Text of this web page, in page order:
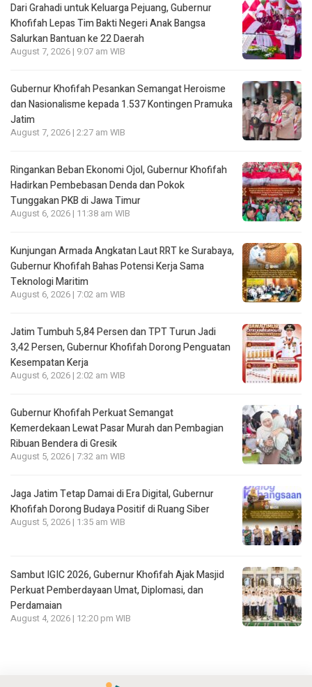
Dari Grahadi untuk Keluarga Pejuang, Gubernur
Khofifah Lepas Tim Bakti Negeri Anak Bangsa
Salurkan Bantuan ke 22 Daerah
August 7, 2026 | 9:07 am WIB
Gubernur Khofifah Pesankan Semangat Heroisme
dan Nasionalisme kepada 1.537 Kontingen Pramuka
Jatim
August 7, 2026 | 2:27 am WIB
Ringankan Beban Ekonomi Ojol, Gubernur Khofifah
Hadirkan Pembebasan Denda dan Pokok
Tunggakan PKB di Jawa Timur
August 6, 2026 | 11:38 am WIB
Kunjungan Armada Angkatan Laut RRT ke Surabaya,
Gubernur Khofifah Bahas Potensi Kerja Sama
Teknologi Maritim
August 6, 2026 | 7:02 am WIB
Jatim Tumbuh 5,84 Persen dan TPT Turun Jadi
3,42 Persen, Gubernur Khofifah Dorong Penguatan
Kesempatan Kerja
August 6, 2026 | 2:02 am WIB
Gubernur Khofifah Perkuat Semangat
Kemerdekaan Lewat Pasar Murah dan Pembagian
Ribuan Bendera di Gresik
August 5, 2026 | 7:32 am WIB
Jaga Jatim Tetap Damai di Era Digital, Gubernur
Khofifah Dorong Budaya Positif di Ruang Siber
August 5, 2026 | 1:35 am WIB
Sambut IGIC 2026, Gubernur Khofifah Ajak Masjid
Perkuat Pemberdayaan Umat, Diplomasi, dan
Perdamaian
August 4, 2026 | 12:20 pm WIB